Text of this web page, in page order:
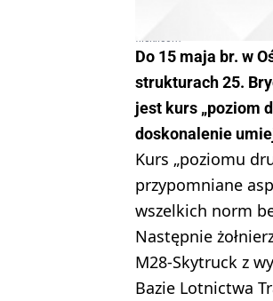
Do 15 maja br. w
strukturach 25.
jest kurs „poziom
doskonalenie
Kurs „poziomu
przypomniane
wszelkich norm
Następnie
M28-Skytruck z
Bazie Lotnictwa